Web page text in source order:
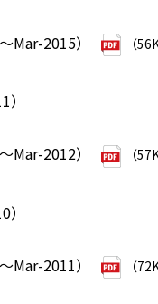
Mar-2015） （
Mar-2012） （
Mar-2011） （